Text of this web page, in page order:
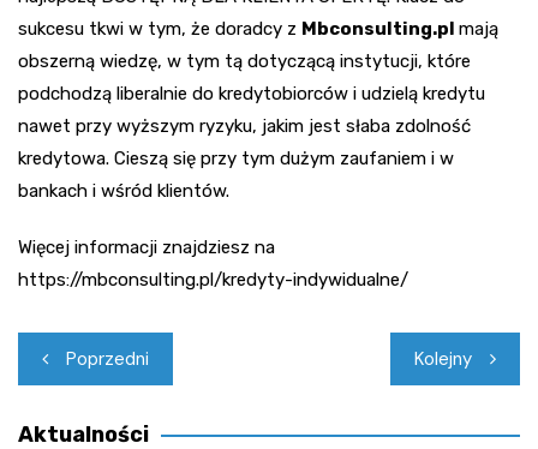
sukcesu tkwi w tym, że doradcy z Mbconsulting.pl mają
obszerną wiedzę, w tym tą dotyczącą instytucji, które
podchodzą liberalnie do kredytobiorców i udzielą kredytu
nawet przy wyższym ryzyku, jakim jest słaba zdolność
kredytowa. Cieszą się przy tym dużym zaufaniem i w
bankach i wśród klientów.
Więcej informacji znajdziesz na
https://mbconsulting.pl/kredyty-indywidualne/
Nawigacja
wpisu
Poprzedni Kolejny
Aktualności